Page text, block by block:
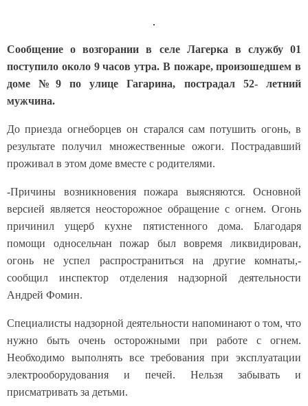
Сообщение о возгорании в селе Лагерка в службу 01
поступило около 9 часов утра. В пожаре, произошедшем в
доме №9 по улице Гагарина, пострадал 52- летний
мужчина.
До приезда огнеборцев он старался сам потушить огонь, в
результате получил множественные ожоги. Пострадавший
проживал в этом доме вместе с родителями.
-Причины возникновения пожара выясняются. Основной
версией является неосторожное обращение с огнем. Огонь
причинил ущерб кухне пятистенного дома. Благодаря
помощи односельчан пожар был вовремя ликвидирован,
огонь не успел распространиться на другие комнаты,-
сообщил инспектор отделения надзорной деятельности
Андрей Фомин.
Специалисты надзорной деятельности напоминают о том, что
нужно быть очень осторожными при работе с огнем.
Необходимо выполнять все требования при эксплуатации
электрооборудования и печей. Нельзя забывать и
присматривать за детьми.